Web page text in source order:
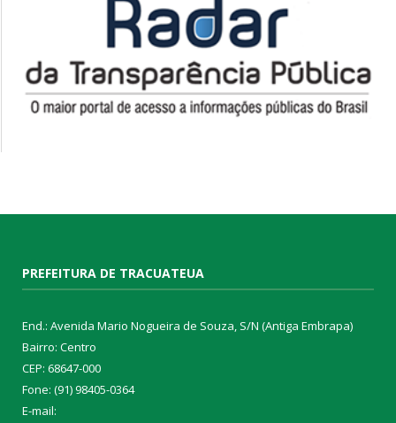
PREFEITURA DE TRACUATEUA
End.: Avenida Mario Nogueira de Souza, S/N (Antiga Embrapa)
Bairro: Centro
CEP: 68647-000
Fone: (91) 98405-0364
E-mail: